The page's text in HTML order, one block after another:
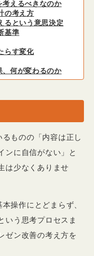
えるべきなのか
の考え方
るという意思決定
基準
らす変化
何が変わるのか
ものの「内容は正し
ンに自信がない」と
は少なくありませ
操作にとどまらず、
いう思考プロセスま
ゼン改善の考え方を